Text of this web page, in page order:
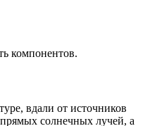
компонентов.
вдали от источников
солнечных лучей, а